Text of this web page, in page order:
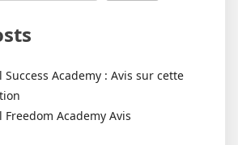
Success Academy : Avis sur cette
Freedom Academy Avis